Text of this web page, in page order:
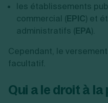
les établissements
commercial (EPIC) et
administratifs (EPA).
Cependant, le
facultatif.
Qui a le droit à la